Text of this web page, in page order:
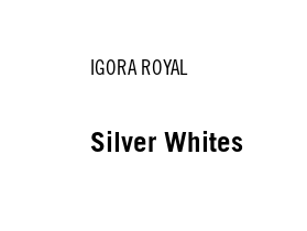
IGORA ROYAL
Silver Whites